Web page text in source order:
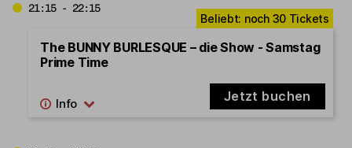
21:15 - 22:15
The BUNNY BURLESQUE – die Show - Samstag
Prime Time
Jetzt buchen